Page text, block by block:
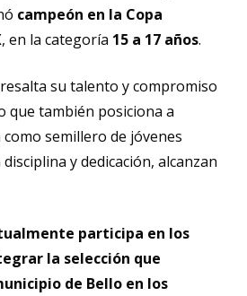
campeón en la Copa
, en la categoría 15 a 17 años.
su talento y compromiso
que también posiciona a
semillero de jóvenes
y dedicación, alcanzan
participa en los
la selección que
de Bello en los